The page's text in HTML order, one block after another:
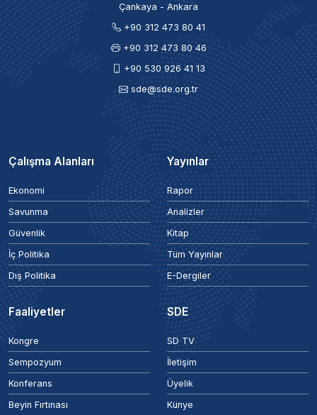
Çankaya - Ankara
+90 312 473 80 41
+90 312 473 80 46
+90 530 926 41 13
sde@sde.org.tr
Çalışma Alanları
Ekonomi
Savunma
Güvenlik
İç Politika
Dış Politika
Yayınlar
Rapor
Analizler
Kitap
Tüm Yayınlar
E-Dergiler
Faaliyetler
Kongre
Sempozyum
Konferans
Beyin Fırtınası
SDE
SD TV
İletişim
Üyelik
Künye